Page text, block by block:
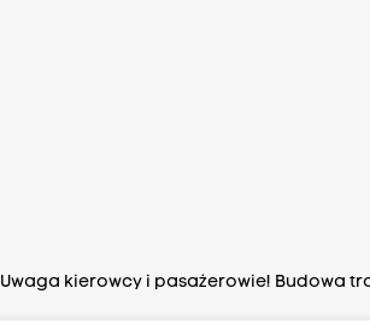
Uwaga kierowcy i pasażerowie! Budowa